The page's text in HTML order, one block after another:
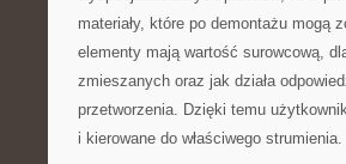
materiały, które po demontażu mogą
elementy mają wartość surowcową,
zmieszanych oraz jak działa
przetworzenia. Dzięki temu
i kierowane do właściwego strumienia.